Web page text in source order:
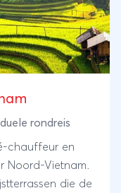
rondreis
chauffeur en
Noord-Vietnam.
die de